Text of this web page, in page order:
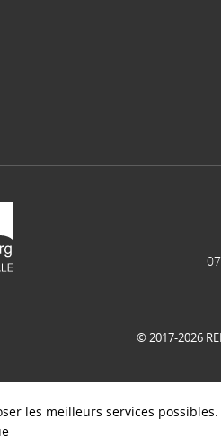
© 2017-2026
les meilleurs services